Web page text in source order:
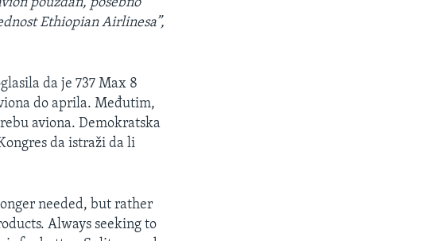
Ethiopian Airlinesa”,
da je 737 Max 8
do aprila. Međutim,
aviona. Demokratska
da istraži da li
needed, but rather
Always seeking to